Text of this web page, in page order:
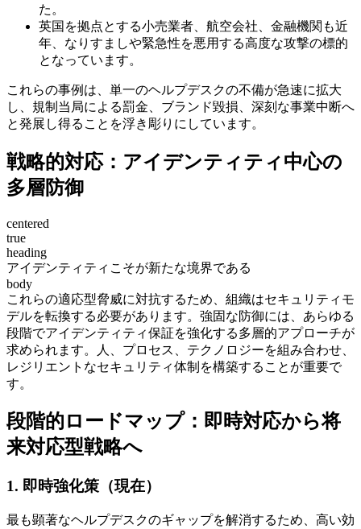
た。
英国を拠点とする小売業者、航空会社、金融機関も近
年、なりすましや緊急性を悪用する高度な攻撃の標的
となっています。
これらの事例は、単一のヘルプデスクの不備が急速に拡大
し、規制当局による罰金、ブランド毀損、深刻な事業中断へ
と発展し得ることを浮き彫りにしています。
戦略的対応：アイデンティティ中心の
多層防御
centered
true
heading
アイデンティティこそが新たな境界である
body
これらの適応型脅威に対抗するため、組織はセキュリティモ
デルを転換する必要があります。強固な防御には、あらゆる
段階でアイデンティティ保証を強化する多層的アプローチが
求められます。人、プロセス、テクノロジーを組み合わせ、
レジリエントなセキュリティ体制を構築することが重要で
す。
段階的ロードマップ：即時対応から将
来対応型戦略へ
1. 即時強化策（現在）
最も顕著なヘルプデスクのギャップを解消するため、高い効